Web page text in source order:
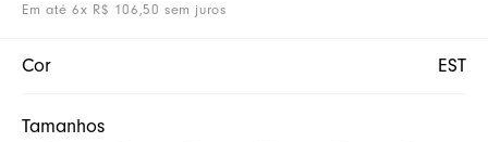
Em até6x R$ 106 ,50 sem juros
Cor EST
Tamanhos